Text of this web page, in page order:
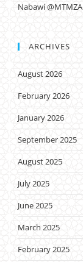
Nabawi @MTMZA
ARCHIVES
August 2026
February 2026
January 2026
September 2025
August 2025
July 2025
June 2025
March 2025
February 2025